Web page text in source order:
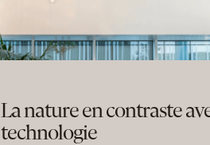
La nature en contraste
technologie